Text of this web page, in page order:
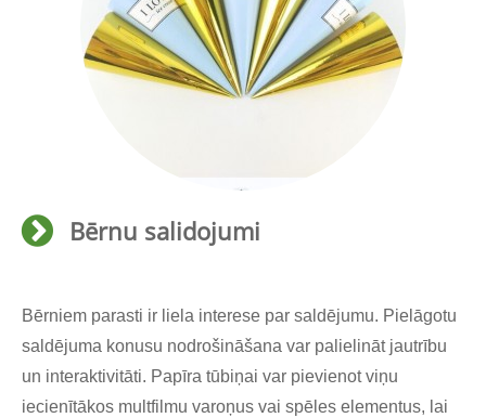
Bērnu salidojumi
Bērniem parasti ir liela interese par saldējumu. Pielāgotu
saldējuma konusu nodrošināšana var palielināt jautrību
un interaktivitāti. Papīra tūbiņai var pievienot viņu
iecienītākos multfilmu varoņus vai spēles elementus, lai